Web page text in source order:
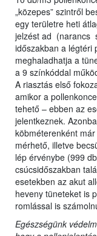
„közepes” szintről
egy területre heti
jelzést ad (narancs
időszakban a légtéri
meghaladhatja a
a 9 színkóddal
A riasztás első
amikor a
tehető – ebben az
jelentkeznek.
köbméterenként
mérhető, illetve
lép érvénybe (999
csúcsidőszakban
esetekben az akut
heveny tüneteket is
romlással is
Egészségünk